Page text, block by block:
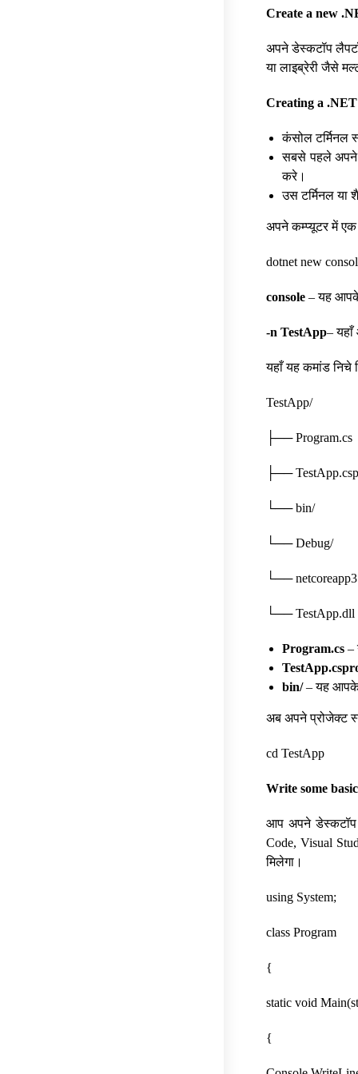
Create a new
अपने डेस्कटॉप
या लाइब्रेरी जैसे
Creating a
कंसोल टर्मिनल
सबसे पहले अपने
करे।
उस टर्मिनल या
अपने कम्प्यूटर में एक
dotnet new
console – यह
-n TestApp–
यहाँ यह कमांड निचे
TestApp/
├── Program.cs
├──
└── bin/
└── Debug/
└──
└── TestApp.dll
Program.cs –
bin/– यह आपके
अब अपने प्रोजेक्ट
cd TestApp
Write some
आप अपने डेस्कटॉप
Code, Visual
मिलेगा।
using System;
class Program
{
static void
{